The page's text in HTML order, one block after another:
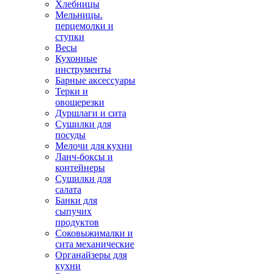
Хлебницы
Мельницы.
перцемолки и
ступки
Весы
Кухонные
инструменты
Барные аксессуары
Терки и
овощерезки
Дуршлаги и сита
Сушилки для
посуды
Мелочи для кухни
Ланч-боксы и
контейнеры
Сушилки для
салата
Банки для
сыпучих
продуктов
Соковыжималки и
сита механические
Органайзеры для
кухни